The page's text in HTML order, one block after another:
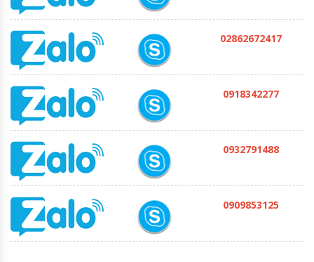
02862672417
0918342277
0932791488
0909853125